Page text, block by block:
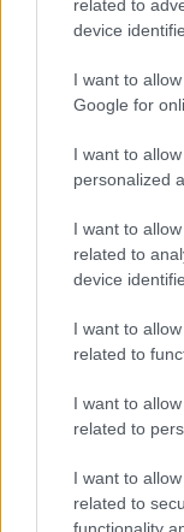
related to
device
I want to
Google for
I want to
personalized
I want to
related to
device
I want to
related to
I want to
related to
I want to
related to
A politikai
játszma egyik
teszteket
csatlakozott a